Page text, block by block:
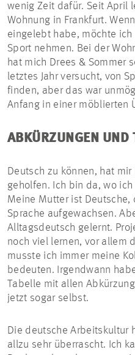
wenig Zeit dafür. Seit April
Wohnung in Frankfurt.
eingelebt habe, möchte
Sport nehmen. Bei der
hat mich Drees & Sommer
letztes Jahr versucht, von
finden, aber das war
Anfang in einer möblierten
ABKÜRZUNGEN UND
Deutsch zu können, hat
geholfen. Ich bin da, wo
Meine Mutter ist
Sprache aufgewachsen.
Alltagsdeutsch gelernt.
noch viel lernen, vor allem
musste ich immer meine
bedeuten. Irgendwann
Tabelle mit allen
jetzt sogar selbst.
Die deutsche Arbeitskultur
allzu sehr überrascht. Ich